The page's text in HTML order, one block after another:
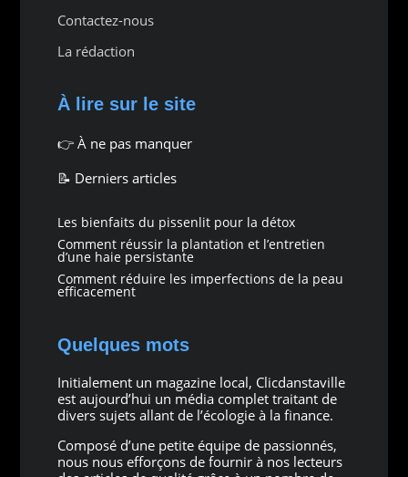
Contactez-nous
La rédaction
À lire sur le site
👉 À ne pas manquer
📝 Derniers articles
Les bienfaits du pissenlit pour la détox
Comment réussir la plantation et l’entretien
d’une haie persistante
Comment réduire les imperfections de la peau
efficacement
Quelques mots
Initialement un magazine local, Clicdanstaville
est aujourd’hui un média complet traitant de
divers sujets allant de l’écologie à la finance.
Composé d’une petite équipe de passionnés,
nous nous efforçons de fournir à nos lecteurs